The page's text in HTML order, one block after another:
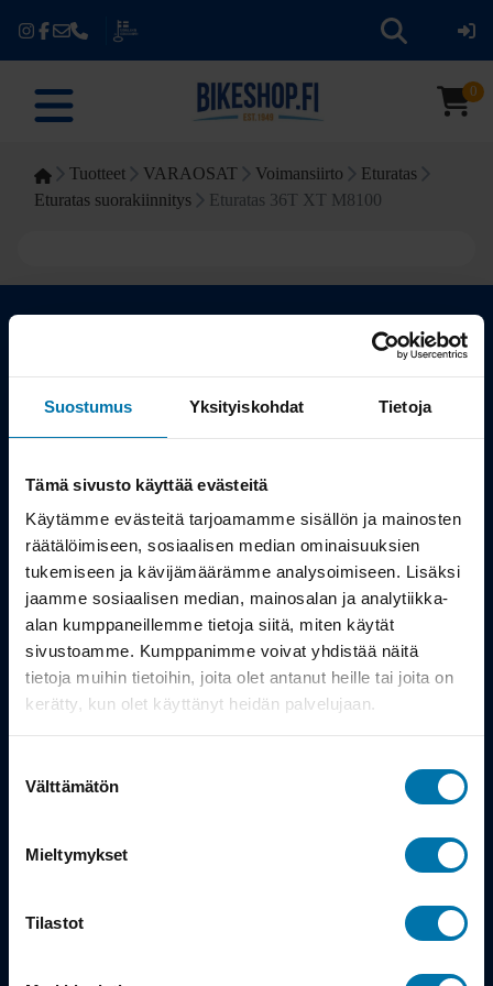
Suostumus Yksityiskohdat Tietoja
Tämä sivusto käyttää evästeitä
Käytämme evästeitä tarjoamamme sisällön ja mainosten
räätälöimiseen, sosiaalisen median ominaisuuksien
tukemiseen ja kävijämäärämme analysoimiseen. Lisäksi
jaamme sosiaalisen median, mainosalan ja analytiikka-
alan kumppaneillemme tietoja siitä, miten käytät
sivustoamme. Kumppanimme voivat yhdistää näitä
tietoja muihin tietoihin, joita olet antanut heille tai joita on
kerätty, kun olet käyttänyt heidän palvelujaan.
valinta
Välttämätön
Mieltymykset
Tilastot
0
Tuotteet VARAOSAT Voimansiirto
Eturatas
Eturatas suorakiinnitys
Eturatas 36T XT M8100
Kauppa
Työsuhdepyörä
Info
Toimitus
Takuu ja palautukset